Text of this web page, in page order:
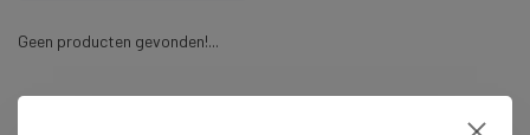
Geen producten gevonden!...